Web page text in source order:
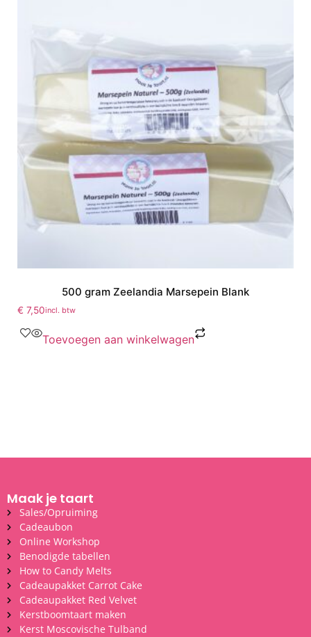
500 gram Zeelandia Marsepein Blank
€ 7,50incl. btw
Toevoegen aan winkelwagen
Maak je taart
Sales/Opruiming
Cadeaubon
Online Workshop
Benodigde tabellen
How to Candy Melts
Cadeaupakket Carrot Cake
Cadeaupakket Red Velvet
Kerstboomtaart maken
Kerst Moscovische Tulband